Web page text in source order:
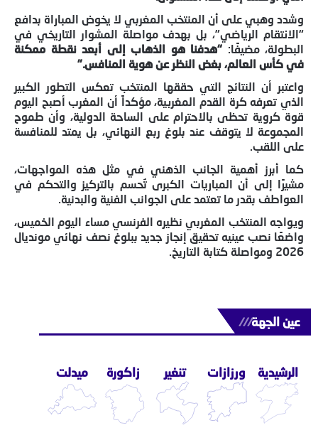
وشدد وهبي على أن المنتخب المغربي لا يخوض المباراة بدافع
“الانتقام الرياضي”، بل بهدف مواصلة المشوار التاريخي في
البطولة، مضيفًا: “هدفنا هو الذهاب إلى أبعد نقطة ممكنة
في كأس العالم، بغض النظر عن هوية المنافس.”
واعتبر أن النتائج التي حققها المنتخب تعكس التطور الكبير
الذي تعرفه كرة القدم المغربية، مؤكداً أن المغرب أصبح اليوم
قوة كروية تحظى بالاحترام على الساحة الدولية، وأن طموح
المجموعة لا يتوقف عند بلوغ ربع النهائي، بل يمتد للمنافسة
على اللقب.
كما أبرز أهمية الجانب الذهني في مثل هذه المواجهات،
مشيرًا إلى أن المباريات الكبرى تُحسم بالتركيز والتحكم في
العواطف بقدر ما تعتمد على الجوانب الفنية والبدنية.
ويواجه المنتخب المغربي نظيره الفرنسي مساء اليوم الخميس،
واضعًا نصب عينيه تحقيق إنجاز جديد ببلوغ نصف نهائي مونديال
2026 ومواصلة كتابة التاريخ.
عين الجهة///
الرشيدية ورزازات تنغير زاكورة ميدلت